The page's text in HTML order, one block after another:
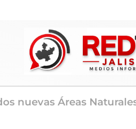
nuevas Áreas